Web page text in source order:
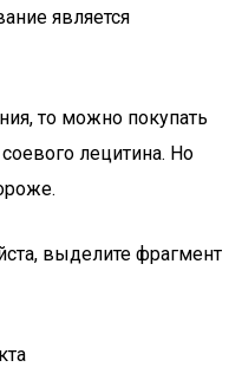
является
то можно покупать
лецитина. Но
выделите фрагмент